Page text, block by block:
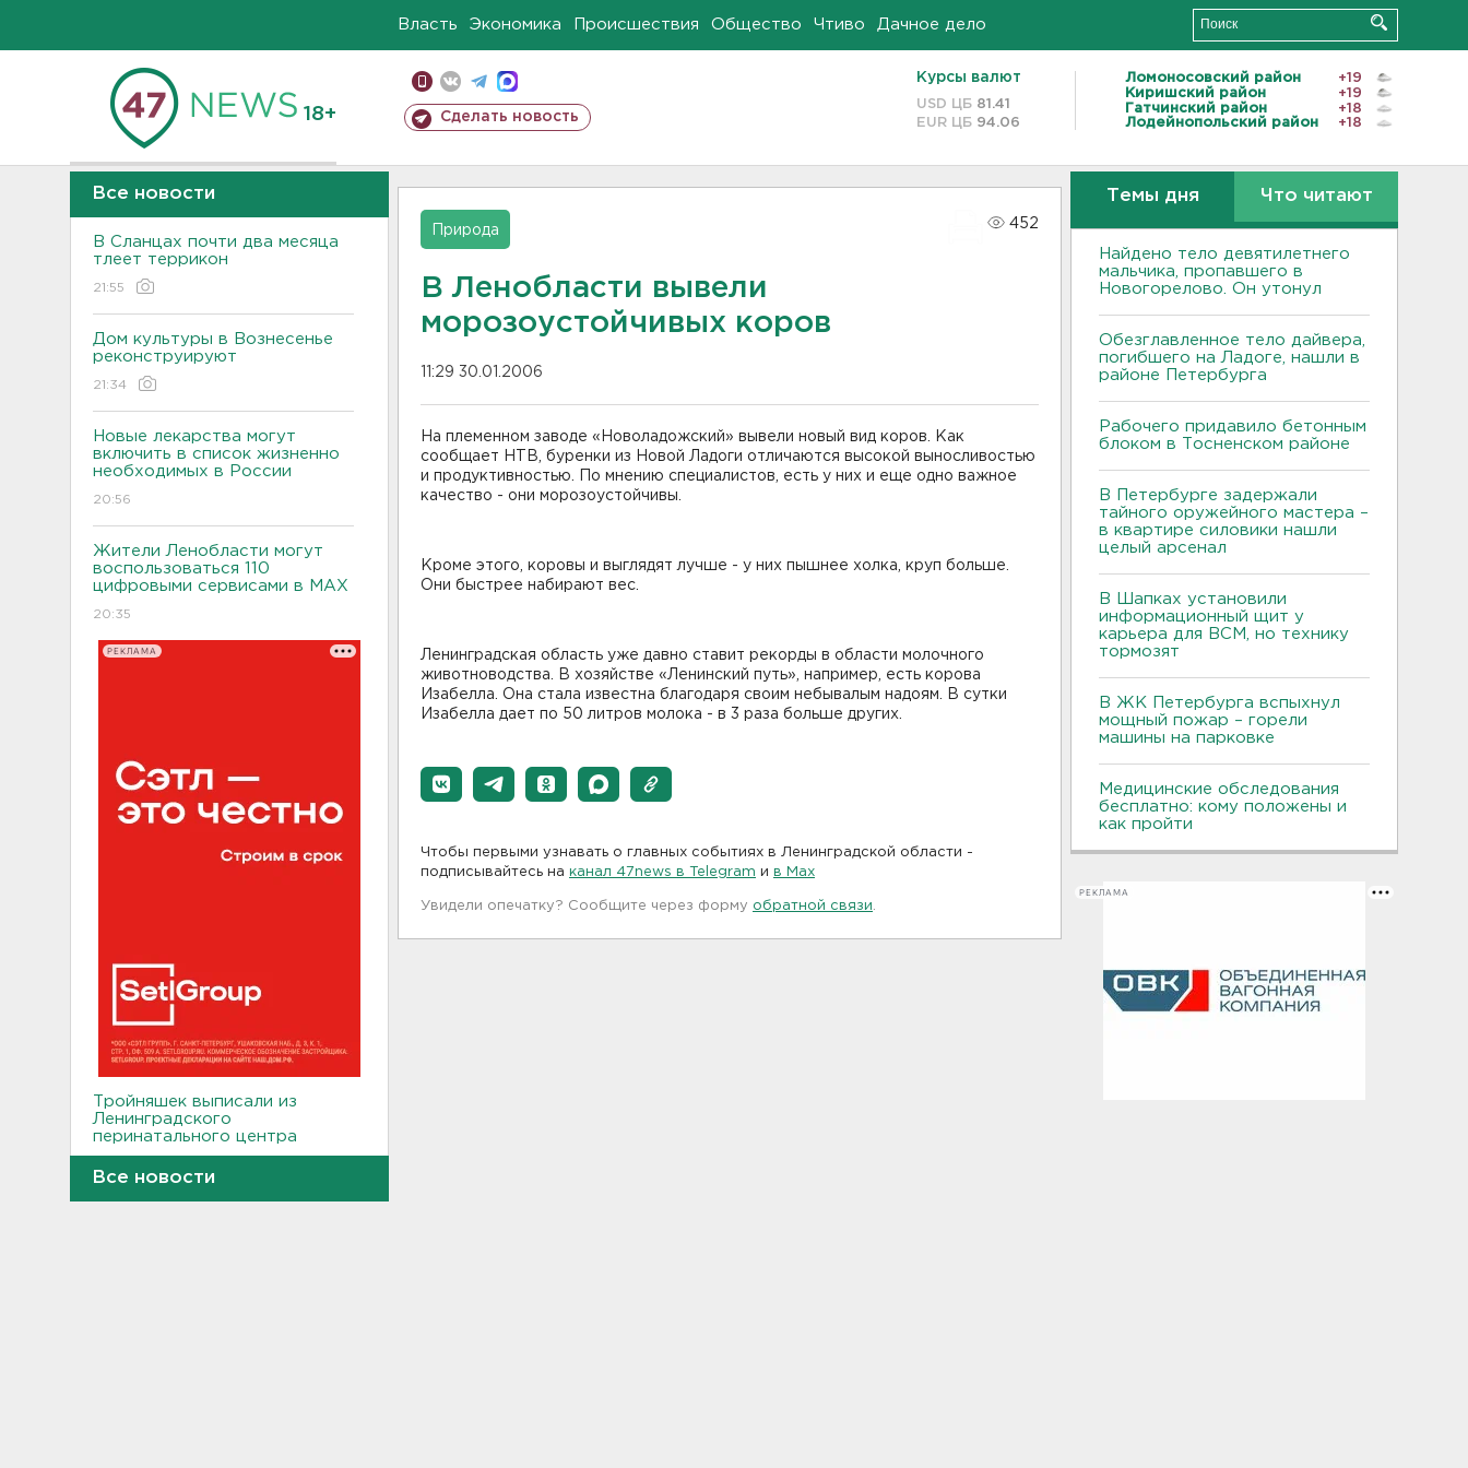
Власть Экономика Происшествия Общество Чтиво Дачное дело
18+ Сделать новость
Курсы валют
USD ЦБ 81.41
EUR ЦБ 94.06
Ломоносовский район
+19
Киришский район
+19
Гатчинский район
+18
Лодейнопольский район
+18
Все новости
В Сланцах почти два месяца
тлеет террикон
21:55
Дом культуры в Вознесенье
реконструируют
21:34
Новые лекарства могут
включить в список жизненно
необходимых в России
20:56
Жители Ленобласти могут
воспользоваться 110
цифровыми сервисами в МАХ
20:35
РЕКЛАМА
Тройняшек выписали из
Ленинградского
перинатального центра
Все новости
Природа
452
В Ленобласти вывели
морозоустойчивых коров
11:29 30.01.2006
На племенном заводе «Новоладожский» вывели новый вид коров. Как
сообщает НТВ, буренки из Новой Ладоги отличаются высокой выносливостью
и продуктивностью. По мнению специалистов, есть у них и еще одно важное
качество - они морозоустойчивы.
Кроме этого, коровы и выглядят лучше - у них пышнее холка, круп больше.
Они быстрее набирают вес.
Ленинградская область уже давно ставит рекорды в области молочного
животноводства. В хозяйстве «Ленинский путь», например, есть корова
Изабелла. Она стала известна благодаря своим небывалым надоям. В сутки
Изабелла дает по 50 литров молока - в 3 раза больше других.
Чтобы первыми узнавать о главных событиях в Ленинградской области -
подписывайтесь на канал 47news в Telegram и в Maх
Увидели опечатку? Сообщите через форму обратной связи
Темы дня Что читают
Найдено тело девятилетнего
мальчика, пропавшего в
Новогорелово. Он утонул
Обезглавленное тело дайвера,
погибшего на Ладоге, нашли в
районе Петербурга
Рабочего придавило бетонным
блоком в Тосненском районе
В Петербурге задержали
тайного оружейного мастера –
в квартире силовики нашли
целый арсенал
В Шапках установили
информационный щит у
карьера для ВСМ, но технику
тормозят
В ЖК Петербурга вспыхнул
мощный пожар – горели
машины на парковке
Медицинские обследования
бесплатно: кому положены и
как пройти
РЕКЛАМА